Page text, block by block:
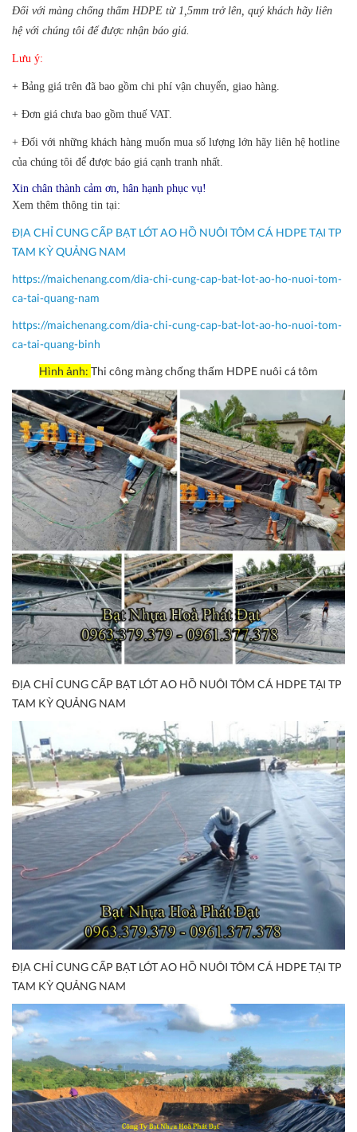
Đối với màng chống thấm HDPE từ 1,5mm trở lên, quý khách hãy liên
hệ với chúng tôi để được nhận báo giá.
Lưu ý:
+ Bảng giá trên đã bao gồm chi phí vận chuyển, giao hàng.
+ Đơn giá chưa bao gồm thuế VAT.
+ Đối với những khách hàng muốn mua số lượng lớn hãy liên hệ hotline
của chúng tôi để được báo giá cạnh tranh nhất.
Xin chân thành cảm ơn, hân hạnh phục vụ!
Xem thêm thông tin tại:
ĐỊA CHỈ CUNG CẤP BẠT LÓT AO HỒ NUÔI TÔM CÁ HDPE TẠI TP
TAM KỲ QUẢNG NAM
https://maichenang.com/dia-chi-cung-cap-bat-lot-ao-ho-nuoi-tom-
ca-tai-quang-nam
https://maichenang.com/dia-chi-cung-cap-bat-lot-ao-ho-nuoi-tom-
ca-tai-quang-binh
Hình ảnh: Thi công màng chống thấm HDPE nuôi cá tôm
ĐỊA CHỈ CUNG CẤP BẠT LÓT AO HỒ NUÔI TÔM CÁ HDPE TẠI TP
TAM KỲ QUẢNG NAM
ĐỊA CHỈ CUNG CẤP BẠT LÓT AO HỒ NUÔI TÔM CÁ HDPE TẠI TP
TAM KỲ QUẢNG NAM